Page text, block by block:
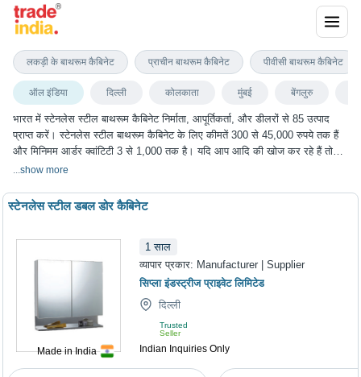
भारत में स्टेनलेस स्टील बाथरूम कैबिनेट निर्माता, आपूर्तिकर्ता, और डीलरों से 85 उत्पाद
प्राप्त करें। स्टेनलेस स्टील बाथरूम कैबिनेट के लिए कीमतें 300 से 45,000 रुपये तक हैं
और मिनिमम आर्डर क्वांटिटी 3 से 1,000 तक है। यदि आप आदि की खोज कर रहे हैं तो
आप ट्रेडइंडिया पर स्टेनलेस स्टील बाथरूम कैबिनेट के सबसे अच्छा विकल्प चुन सकते हैं।
दिल्ली, कोलकाता, मुंबई, बेंगलुरु, चेन्नई और कई अन्य शहर शामिल हैं।
...show more
ऑल इंडिया दिल्ली कोलकाता मुंबई बेंगलुरु
Made in India
स्टेनलेस स्टील डबल डोर कैबिनेट
1 साल
व्यापार प्रकार: Manufacturer | Supplier
सिप्ला इंडस्ट्रीज प्राइवेट लिमिटेड
दिल्ली
Trusted
Seller
Indian Inquiries Only
लकड़ी के बाथरूम कैबिनेट प्राचीन बाथरूम कैबिनेट पीवीसी बाथरूम कैबिनेट